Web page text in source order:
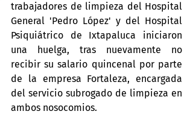
trabajadores de limpieza del Hospital
General 'Pedro López' y del Hospital
Psiquiátrico de Ixtapaluca iniciaron
una huelga, tras nuevamente no
recibir su salario quincenal por parte
de la empresa Fortaleza, encargada
del servicio subrogado de limpieza en
ambos nosocomios.